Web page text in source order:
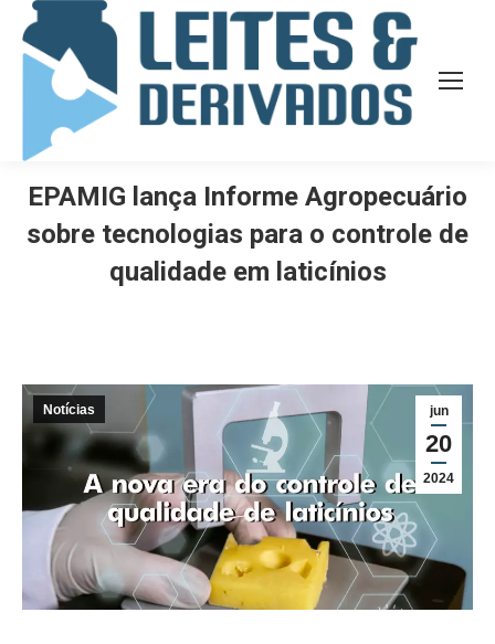
EPAMIG lança Informe Agropecuário
sobre tecnologias para o controle de
qualidade em laticínios
jun
20
2024
Notícias